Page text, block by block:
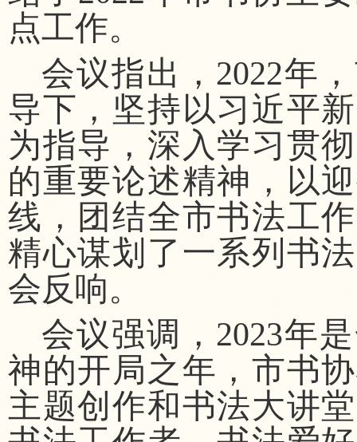
点工作。
会议指出， 2022年
导下，坚持以习近平
为指导，深入学习贯
的重要论述精神，以
线，团结全市书法工
精心谋划了一系列书
会反响。
会议强调， 2023年
神的开局之年，市书
主题创作和书法大讲